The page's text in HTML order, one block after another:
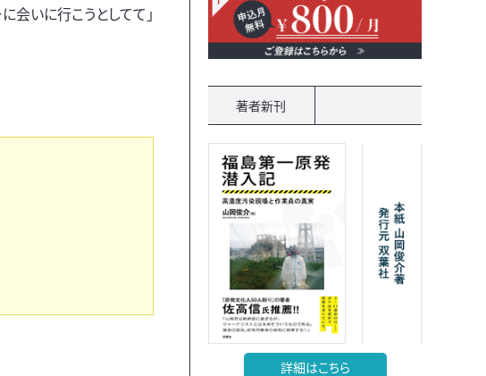
会いに行こうとしてて」
著者新刊
詳細はこちら